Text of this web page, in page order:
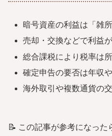
暗号資産の利益は「雑
売却・交換などで利益
総合課税により税率は
確定申告の要否は年収
海外取引や複数通貨の
📝 この記事が参考になっ